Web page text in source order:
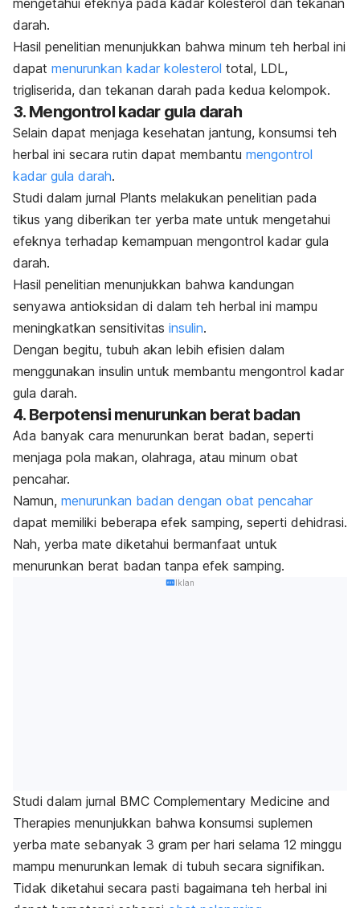
mengetahui efeknya pada kadar kolesterol dan tekanan
darah.
Hasil penelitian menunjukkan bahwa minum teh herbal ini
dapat menurunkan kadar kolesterol total, LDL,
trigliserida, dan tekanan darah pada kedua kelompok.
3. Mengontrol kadar gula darah
Selain dapat menjaga kesehatan jantung, konsumsi teh
herbal ini secara rutin dapat membantu mengontrol
kadar gula darah.
Studi dalam jurnal Plants melakukan penelitian pada
tikus yang diberikan ter yerba mate untuk mengetahui
efeknya terhadap kemampuan mengontrol kadar gula
darah.
Hasil penelitian menunjukkan bahwa kandungan
senyawa antioksidan di dalam teh herbal ini mampu
meningkatkan sensitivitas insulin.
Dengan begitu, tubuh akan lebih efisien dalam
menggunakan insulin untuk membantu mengontrol kadar
gula darah.
4. Berpotensi menurunkan berat badan
Ada banyak cara menurunkan berat badan, seperti
menjaga pola makan, olahraga, atau minum obat
pencahar.
Namun, menurunkan badan dengan obat pencahar
dapat memiliki beberapa efek samping, seperti dehidrasi.
Nah, yerba mate diketahui bermanfaat untuk
menurunkan berat badan tanpa efek samping.
Iklan
Studi dalam jurnal BMC Complementary Medicine and
Therapies menunjukkan bahwa konsumsi suplemen
yerba mate sebanyak 3 gram per hari selama 12 minggu
mampu menurunkan lemak di tubuh secara signifikan.
Tidak diketahui secara pasti bagaimana teh herbal ini